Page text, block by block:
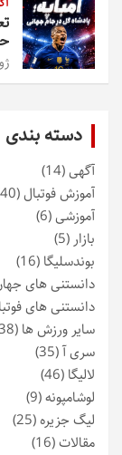
دسته بندی
آگهی(14)
آموزش فوتبال(40)
آموزشی(6)
بازار (5)
بوندسلیگا (16)
دانستنی های
دانستنی های
سایر ورزش ها (38)
سری آ(35)
لالیگا (46)
لوشامپونه(9)
لیگ جزیره(25)
مقالات(16)